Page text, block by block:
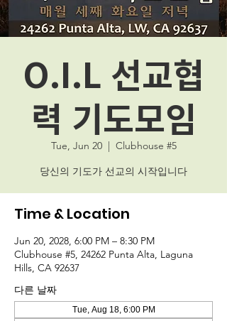
O.I.L 선교협
력 기도모임
Tue, Jun 20
  |
Clubhouse #5
당신의 기도가 선교의 시작입니다
Time & Location
Jun 20, 2028, 6:00 PM – 8:30 PM
Clubhouse #5, 24262 Punta Alta, Laguna
Hills, CA 92637
다른 날짜
Tue, Aug 18, 6:00 PM